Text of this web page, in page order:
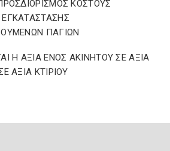
ΚΟΣΤΟΥΣ
ΠΑΓΙΩΝ
Η ΑΞΙΑ ΕΝΟΣ ΑΚΙΝΗΤΟΥ ΣΕ ΑΞΙΑ
ΑΞΙΑ ΚΤΙΡΙΟΥ